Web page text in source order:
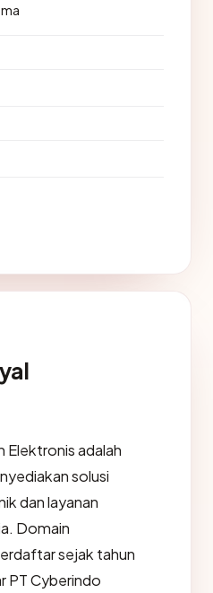
Elektronis adalah
solusi
dan layanan
Domain
sejak tahun
PT Cyberindo